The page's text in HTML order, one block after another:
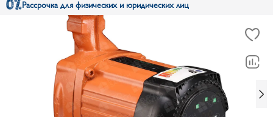
Рассрочка для физических и юридических лиц